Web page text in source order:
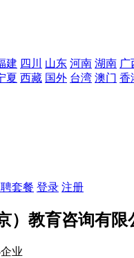
建 四川 山东 河南 湖南 广
夏 西藏 国外 台湾 澳门 香
套餐 登录 注册
）教育咨询有限
业